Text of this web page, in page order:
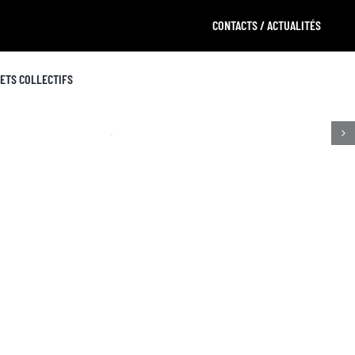
CONTACTS / ACTUALITÉS
COLLECTIFS